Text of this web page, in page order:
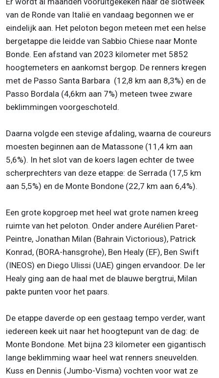
van de Ronde van Italië en vandaag begonnen we er
eindelijk aan. Het peloton begon meteen met een helse
bergetappe die leidde van Sabbio Chiese naar Monte
Bonde. Een afstand van 2023 kilometer met 5852
hoogtemeters en aankomst bergop. De renners kregen
met de Passo Santa Barbara (12,8 km aan 8,3%) en de
Passo Bordala (4,6km aan 7%) meteen twee zware
beklimmingen voorgeschoteld.
Daarna volgde een stevige afdaling, waarna de coureurs
moesten beginnen aan de Matassone (11,4 km aan
5,6%). In het slot van de koers lagen echter de twee
scherprechters van deze etappe: de Serrada (17,5 km
aan 5,5%) en de Monte Bondone (22,7 km aan 6,4%).
Een grote kopgroep met heel wat grote namen kreeg
ruimte van het peloton. Onder andere Aurélien Paret-
Peintre, Jonathan Milan (Bahrain Victorious), Patrick
Konrad, (BORA-hansgrohe), Ben Healy (EF), Ben Swift
(INEOS) en Diego Ulissi (UAE) gingen ervandoor. De Ier
Healy ging aan de haal met de blauwe bergtrui, Milan
pakte punten voor het paars.
De etappe daverde op een gestaag tempo verder, want
iedereen keek uit naar het hoogtepunt van de dag: de
Monte Bondone. Met bijna 23 kilometer een gigantisch
lange beklimming waar heel wat renners sneuvelden.
Kuss en Dennis (Jumbo-Visma) vochten voor wat ze